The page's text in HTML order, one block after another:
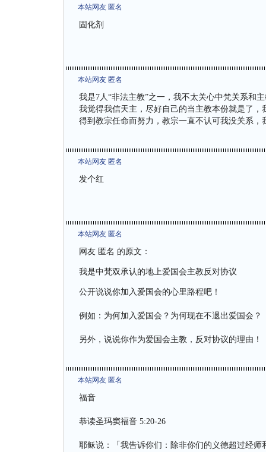
本站网友 匿名
固化剂
本站网友 匿名
我是7人“非法主教”之一，我不太关心中梵关系和
我觉得我信天主，尽好自己的当主教本份就是了
得到教宗任命而努力，教宗一直不认可我没关系，
本站网友 匿名
发个红
本站网友 匿名
网友 匿名 的原文：
我是中梵双承认的地上爱国会主教反对协议
公开说说你加入爱国会的心里路程吧！
例如：为何加入爱国会？为何现在不退出爱国会？
另外，说说你作为爱国会主教，反对协议的理由！
本站网友 匿名
福音
恭读圣玛窦福音 5:20-26
耶稣说：「我告诉你们：除非你们的义德超过经